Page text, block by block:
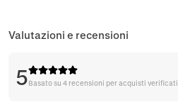
Valutazioni e recensioni
5Basato su 4 recensioni per acquisti verificati